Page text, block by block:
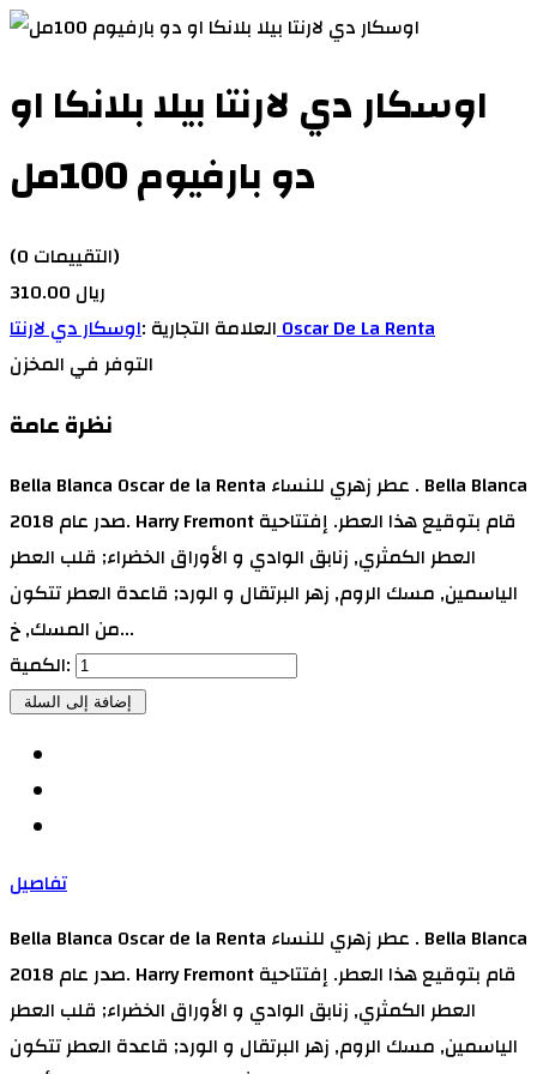
اوسكار دي لارنتا بيلا بلانكا او
دو بارفيوم 100مل
(0 التقييمات)
310.00 ريال
العلامة التجارية :اوسكار دي لارنتا Oscar De La Renta
التوفر في المخزن
نظرة عامة
Bella Blanca Oscar de la Renta عطر زهري للنساء . Bella Blanca
صدر عام 2018. Harry Fremont قام بتوقيع هذا العطر. إفتتاحية
العطر الكمثري, زنابق الوادي و الأوراق الخضراء; قلب العطر
الياسمين, مسك الروم, زهر البرتقال و الورد; قاعدة العطر تتكون
من المسك, خ...
الكمية:
تفاصيل
Bella Blanca Oscar de la Renta عطر زهري للنساء . Bella Blanca
صدر عام 2018. Harry Fremont قام بتوقيع هذا العطر. إفتتاحية
العطر الكمثري, زنابق الوادي و الأوراق الخضراء; قلب العطر
الياسمين, مسك الروم, زهر البرتقال و الورد; قاعدة العطر تتكون